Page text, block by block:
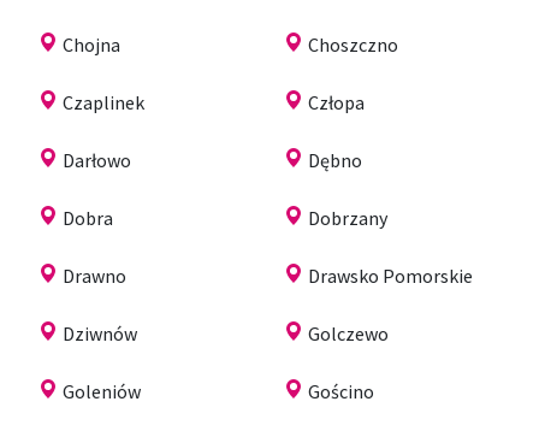
Chojna Choszczno
Czaplinek Człopa
Darłowo Dębno
Dobra Dobrzany
Drawno Drawsko Pomorskie
Dziwnów Golczewo
Goleniów Gościno